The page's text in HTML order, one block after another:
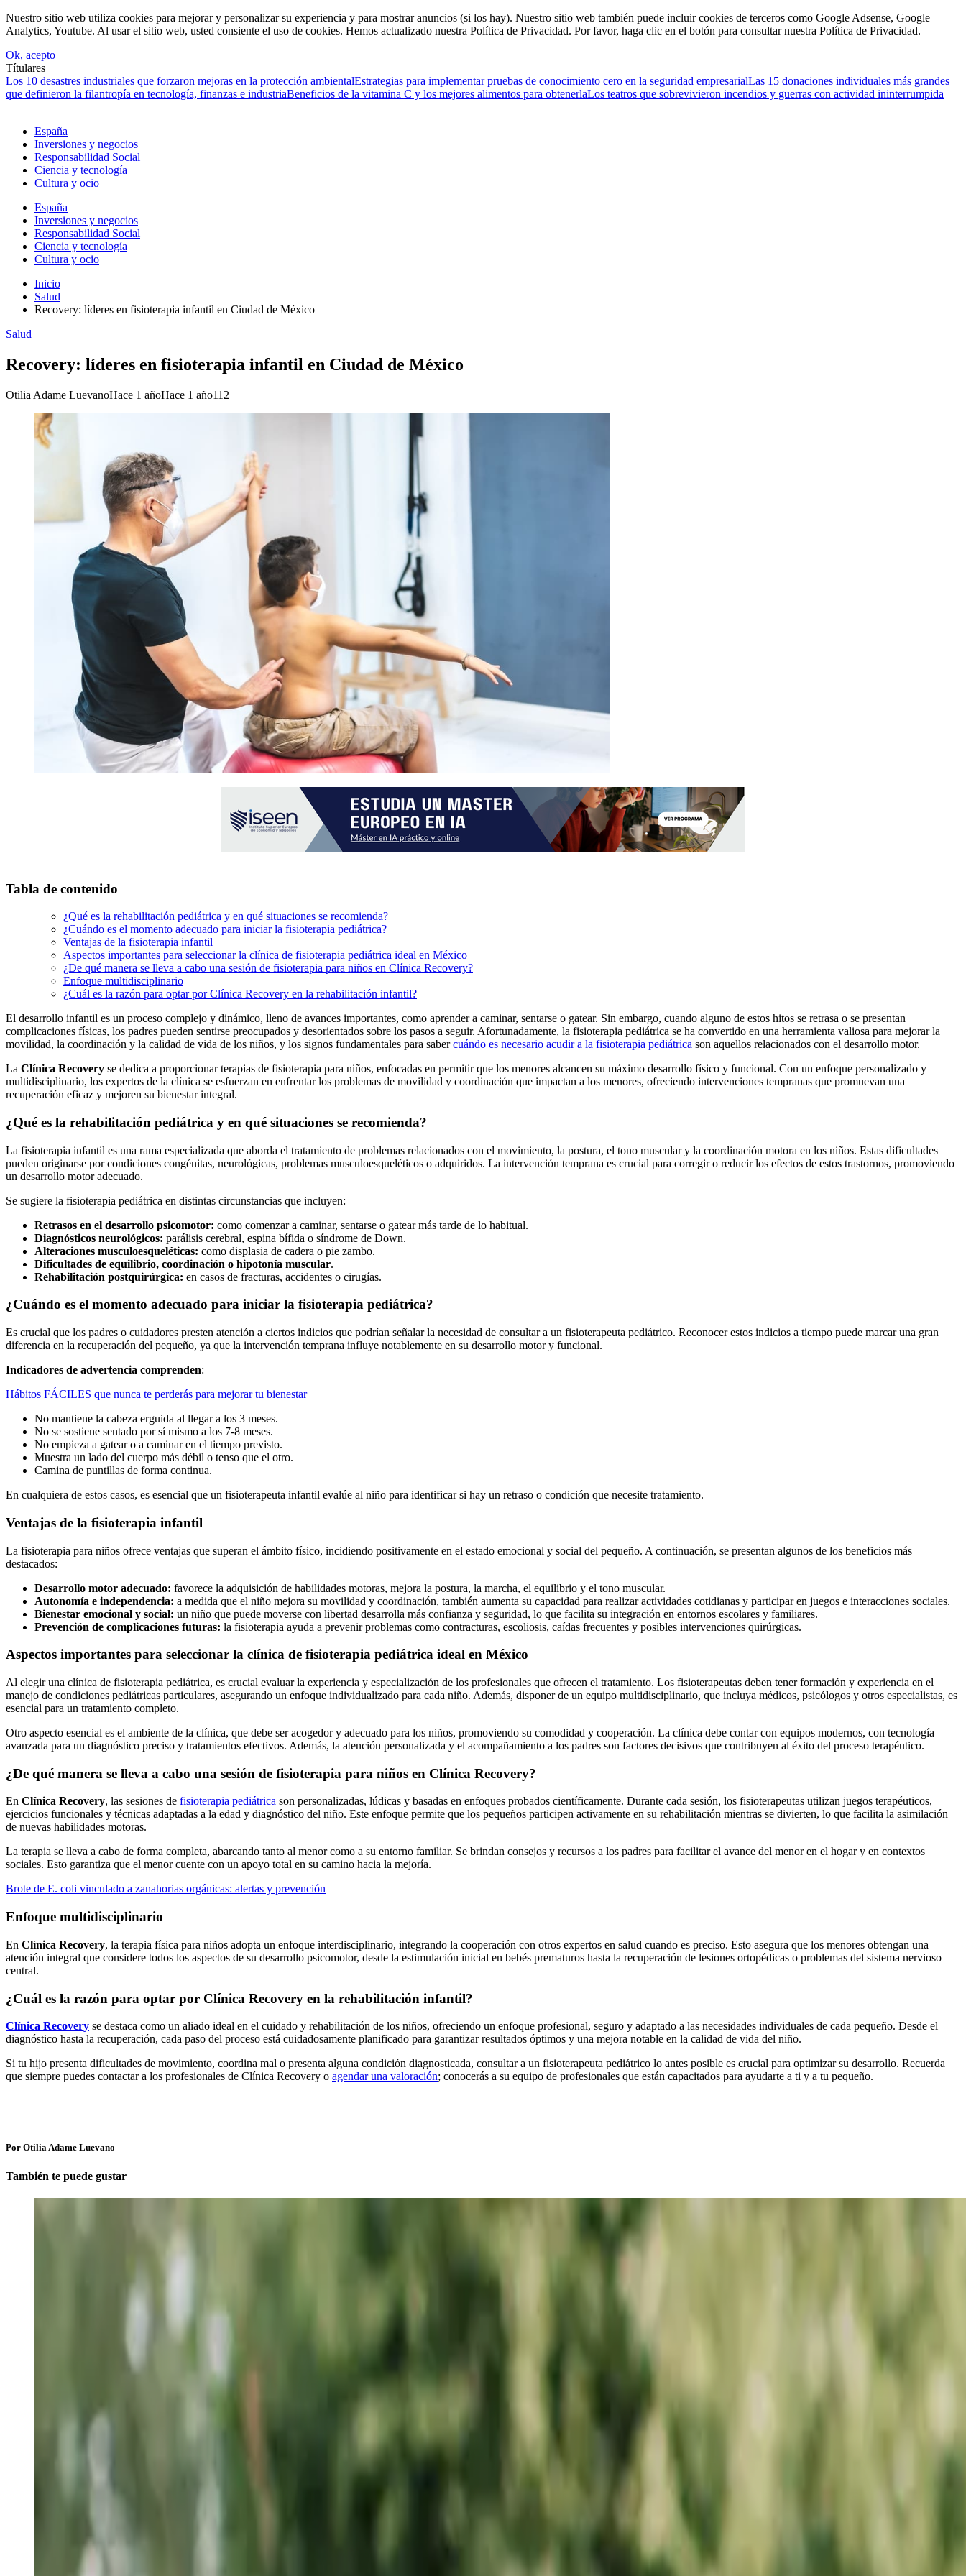
Nuestro sitio web utiliza cookies para mejorar y personalizar su experiencia y para mostrar anuncios (si los hay). Nuestro sitio web también puede incluir cookies de terceros como Google Adsense, Google
Analytics, Youtube. Al usar el sitio web, usted consiente el uso de cookies. Hemos actualizado nuestra Política de Privacidad. Por favor, haga clic en el botón para consultar nuestra Política de Privacidad.
Ok, acepto
Títulares
Los 10 desastres industriales que forzaron mejoras en la protección ambientalEstrategias para implementar pruebas de conocimiento cero en la seguridad empresarialLas 15 donaciones individuales más grandes
que definieron la filantropía en tecnología, finanzas e industriaBeneficios de la vitamina C y los mejores alimentos para obtenerlaLos teatros que sobrevivieron incendios y guerras con actividad ininterrumpida
España
Inversiones y negocios
Responsabilidad Social
Ciencia y tecnología
Cultura y ocio
España
Inversiones y negocios
Responsabilidad Social
Ciencia y tecnología
Cultura y ocio
Inicio
Salud
Recovery: líderes en fisioterapia infantil en Ciudad de México
Salud
Recovery: líderes en fisioterapia infantil en Ciudad de México
Otilia Adame LuevanoHace 1 añoHace 1 año112
Tabla de contenido
¿Qué es la rehabilitación pediátrica y en qué situaciones se recomienda?
¿Cuándo es el momento adecuado para iniciar la fisioterapia pediátrica?
Ventajas de la fisioterapia infantil
Aspectos importantes para seleccionar la clínica de fisioterapia pediátrica ideal en México
¿De qué manera se lleva a cabo una sesión de fisioterapia para niños en Clínica Recovery?
Enfoque multidisciplinario
¿Cuál es la razón para optar por Clínica Recovery en la rehabilitación infantil?
El desarrollo infantil es un proceso complejo y dinámico, lleno de avances importantes, como aprender a caminar, sentarse o gatear. Sin embargo, cuando alguno de estos hitos se retrasa o se presentan
complicaciones físicas, los padres pueden sentirse preocupados y desorientados sobre los pasos a seguir. Afortunadamente, la fisioterapia pediátrica se ha convertido en una herramienta valiosa para mejorar la
movilidad, la coordinación y la calidad de vida de los niños, y los signos fundamentales para sabercuándo es necesario acudir a la fisioterapia pediátrica son aquellos relacionados con el desarrollo motor.
La Clínica Recovery se dedica a proporcionar terapias de fisioterapia para niños, enfocadas en permitir que los menores alcancen su máximo desarrollo físico y funcional. Con un enfoque personalizado y
multidisciplinario, los expertos de la clínica se esfuerzan en enfrentar los problemas de movilidad y coordinación que impactan a los menores, ofreciendo intervenciones tempranas que promuevan una
recuperación eficaz y mejoren su bienestar integral.
¿Qué es la rehabilitación pediátrica y en qué situaciones se recomienda?
La fisioterapia infantil es una rama especializada que aborda el tratamiento de problemas relacionados con el movimiento, la postura, el tono muscular y la coordinación motora en los niños. Estas dificultades
pueden originarse por condiciones congénitas, neurológicas, problemas musculoesqueléticos o adquiridos. La intervención temprana es crucial para corregir o reducir los efectos de estos trastornos, promoviendo
un desarrollo motor adecuado.
Se sugiere la fisioterapia pediátrica en distintas circunstancias que incluyen:
Retrasos en el desarrollo psicomotor: como comenzar a caminar, sentarse o gatear más tarde de lo habitual.
Diagnósticos neurológicos: parálisis cerebral, espina bífida o síndrome de Down.
Alteraciones musculoesqueléticas: como displasia de cadera o pie zambo.
Dificultades de equilibrio, coordinación o hipotonía muscular.
Rehabilitación postquirúrgica: en casos de fracturas, accidentes o cirugías.
¿Cuándo es el momento adecuado para iniciar la fisioterapia pediátrica?
Es crucial que los padres o cuidadores presten atención a ciertos indicios que podrían señalar la necesidad de consultar a un fisioterapeuta pediátrico. Reconocer estos indicios a tiempo puede marcar una gran
diferencia en la recuperación del pequeño, ya que la intervención temprana influye notablemente en su desarrollo motor y funcional.
Indicadores de advertencia comprenden:
Hábitos FÁCILES que nunca te perderás para mejorar tu bienestar
No mantiene la cabeza erguida al llegar a los 3 meses.
No se sostiene sentado por sí mismo a los 7-8 meses.
No empieza a gatear o a caminar en el tiempo previsto.
Muestra un lado del cuerpo más débil o tenso que el otro.
Camina de puntillas de forma continua.
En cualquiera de estos casos, es esencial que un fisioterapeuta infantil evalúe al niño para identificar si hay un retraso o condición que necesite tratamiento.
Ventajas de la fisioterapia infantil
La fisioterapia para niños ofrece ventajas que superan el ámbito físico, incidiendo positivamente en el estado emocional y social del pequeño. A continuación, se presentan algunos de los beneficios más
destacados:
Desarrollo motor adecuado: favorece la adquisición de habilidades motoras, mejora la postura, la marcha, el equilibrio y el tono muscular.
Autonomía e independencia: a medida que el niño mejora su movilidad y coordinación, también aumenta su capacidad para realizar actividades cotidianas y participar en juegos e interacciones sociales.
Bienestar emocional y social: un niño que puede moverse con libertad desarrolla más confianza y seguridad, lo que facilita su integración en entornos escolares y familiares.
Prevención de complicaciones futuras: la fisioterapia ayuda a prevenir problemas como contracturas, escoliosis, caídas frecuentes y posibles intervenciones quirúrgicas.
Aspectos importantes para seleccionar la clínica de fisioterapia pediátrica ideal en México
Al elegir una clínica de fisioterapia pediátrica, es crucial evaluar la experiencia y especialización de los profesionales que ofrecen el tratamiento. Los fisioterapeutas deben tener formación y experiencia en el
manejo de condiciones pediátricas particulares, asegurando un enfoque individualizado para cada niño. Además, disponer de un equipo multidisciplinario, que incluya médicos, psicólogos y otros especialistas, es
esencial para un tratamiento completo.
Otro aspecto esencial es el ambiente de la clínica, que debe ser acogedor y adecuado para los niños, promoviendo su comodidad y cooperación. La clínica debe contar con equipos modernos, con tecnología
avanzada para un diagnóstico preciso y tratamientos efectivos. Además, la atención personalizada y el acompañamiento a los padres son factores decisivos que contribuyen al éxito del proceso terapéutico.
¿De qué manera se lleva a cabo una sesión de fisioterapia para niños en Clínica Recovery?
En Clínica Recovery, las sesiones de fisioterapia pediátrica son personalizadas, lúdicas y basadas en enfoques probados científicamente. Durante cada sesión, los fisioterapeutas utilizan juegos terapéuticos,
ejercicios funcionales y técnicas adaptadas a la edad y diagnóstico del niño. Este enfoque permite que los pequeños participen activamente en su rehabilitación mientras se divierten, lo que facilita la asimilación
de nuevas habilidades motoras.
La terapia se lleva a cabo de forma completa, abarcando tanto al menor como a su entorno familiar. Se brindan consejos y recursos a los padres para facilitar el avance del menor en el hogar y en contextos
sociales. Esto garantiza que el menor cuente con un apoyo total en su camino hacia la mejoría.
Brote de E. coli vinculado a zanahorias orgánicas: alertas y prevención
Enfoque multidisciplinario
En Clínica Recovery, la terapia física para niños adopta un enfoque interdisciplinario, integrando la cooperación con otros expertos en salud cuando es preciso. Esto asegura que los menores obtengan una
atención integral que considere todos los aspectos de su desarrollo psicomotor, desde la estimulación inicial en bebés prematuros hasta la recuperación de lesiones ortopédicas o problemas del sistema nervioso
central.
¿Cuál es la razón para optar por Clínica Recovery en la rehabilitación infantil?
Clínica Recovery se destaca como un aliado ideal en el cuidado y rehabilitación de los niños, ofreciendo un enfoque profesional, seguro y adaptado a las necesidades individuales de cada pequeño. Desde el
diagnóstico hasta la recuperación, cada paso del proceso está cuidadosamente planificado para garantizar resultados óptimos y una mejora notable en la calidad de vida del niño.
Si tu hijo presenta dificultades de movimiento, coordina mal o presenta alguna condición diagnosticada, consultar a un fisioterapeuta pediátrico lo antes posible es crucial para optimizar su desarrollo. Recuerda
que siempre puedes contactar a los profesionales de Clínica Recovery o agendar una valoración; conocerás a su equipo de profesionales que están capacitados para ayudarte a ti y a tu pequeño.
Por Otilia Adame Luevano
También te puede gustar